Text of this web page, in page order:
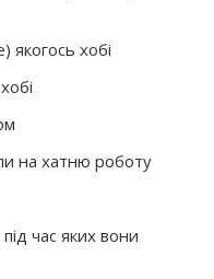
якогось хобі
на хатню роботу
час яких вони